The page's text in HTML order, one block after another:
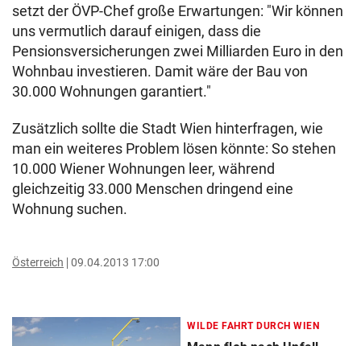
setzt der ÖVP-Chef große Erwartungen: "Wir können
uns vermutlich darauf einigen, dass die
Pensionsversicherungen zwei Milliarden Euro in den
Wohnbau investieren. Damit wäre der Bau von
30.000 Wohnungen garantiert."
Zusätzlich sollte die Stadt Wien hinterfragen, wie
man ein weiteres Problem lösen könnte: So stehen
10.000 Wiener Wohnungen leer, während
gleichzeitig 33.000 Menschen dringend eine
Wohnung suchen.
Österreich 09.04.2013 17:00
WILDE FAHRT DURCH WIEN